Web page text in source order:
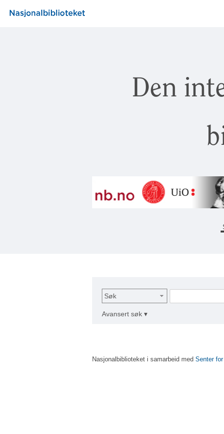
Den
Søk
Avansert søk ▾
Nasjonalbiblioteket i samarbeid med Senter